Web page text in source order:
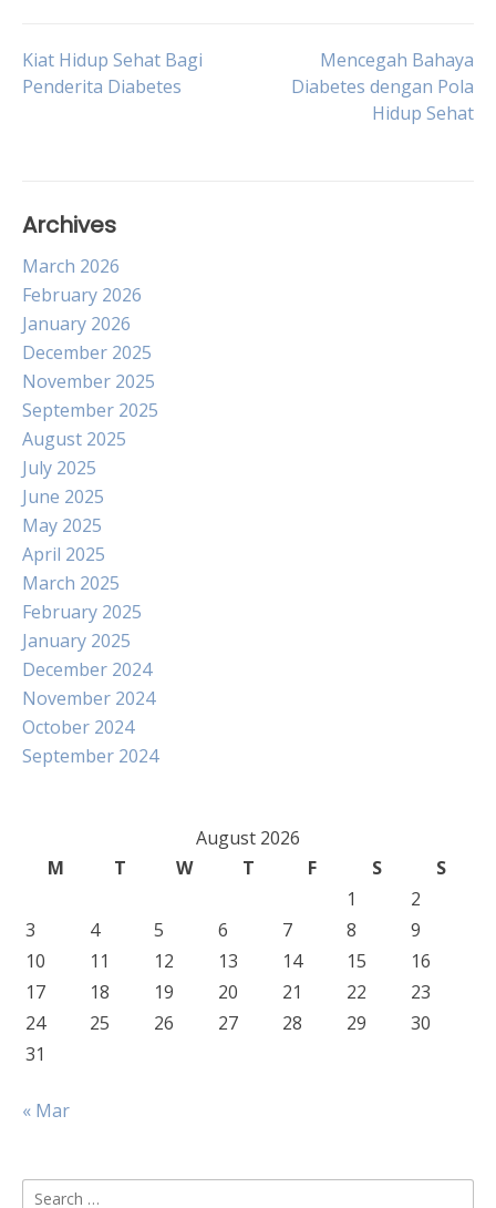
Post
Kiat Hidup Sehat Bagi
Penderita Diabetes
Mencegah Bahaya
Diabetes dengan Pola
Hidup Sehat
Archives
March 2026
February 2026
January 2026
December 2025
November 2025
September 2025
August 2025
July 2025
June 2025
May 2025
April 2025
March 2025
February 2025
January 2025
December 2024
November 2024
October 2024
September 2024
August 2026
M
T W T F S
S
1
2
3
4 5 6 7 8
9
10
11 12 13 14 15
16
17
18 19 20 21 22
23
24
25 26 27 28 29
30
31
« Mar
Search